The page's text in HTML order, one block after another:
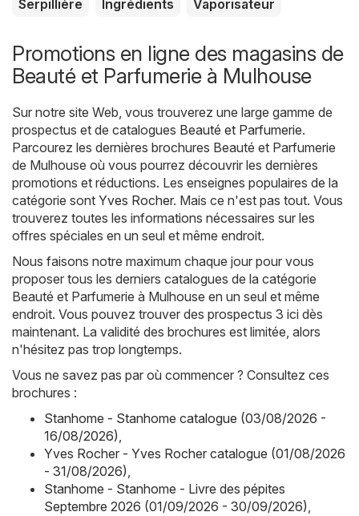
Serpillière
Ingrédients Vaporisateur
Promotions en ligne des magasins de
Beauté et Parfumerie à Mulhouse
Sur notre site Web, vous trouverez une large gamme de
prospectus et de catalogues Beauté et Parfumerie.
Parcourez les dernières brochures Beauté et Parfumerie
de Mulhouse où vous pourrez découvrir les dernières
promotions et réductions. Les enseignes populaires de la
catégorie sont Yves Rocher. Mais ce n'est pas tout. Vous
trouverez toutes les informations nécessaires sur les
offres spéciales en un seul et même endroit.
Nous faisons notre maximum chaque jour pour vous
proposer tous les derniers catalogues de la catégorie
Beauté et Parfumerie à Mulhouse en un seul et même
endroit. Vous pouvez trouver des prospectus 3 ici dès
maintenant. La validité des brochures est limitée, alors
n'hésitez pas trop longtemps.
Vous ne savez pas par où commencer ? Consultez ces
brochures :
Stanhome - Stanhome catalogue (03/08/2026 -
16/08/2026),
Yves Rocher - Yves Rocher catalogue (01/08/2026
- 31/08/2026),
Stanhome - Stanhome - Livre des pépites
Septembre 2026 (01/09/2026 - 30/09/2026),